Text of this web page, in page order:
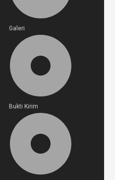
Galeri
Bukti Kirim